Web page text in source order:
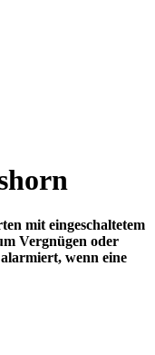
mit eingeschaltetem
Vergnügen oder
wenn eine